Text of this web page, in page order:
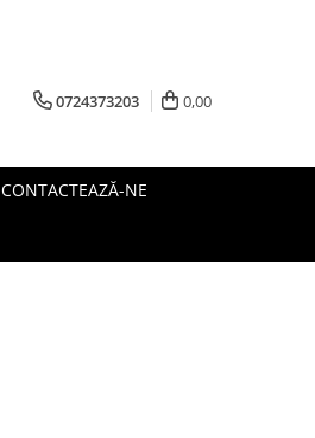
0724373203 0,00
CONTACTEAZĂ-NE